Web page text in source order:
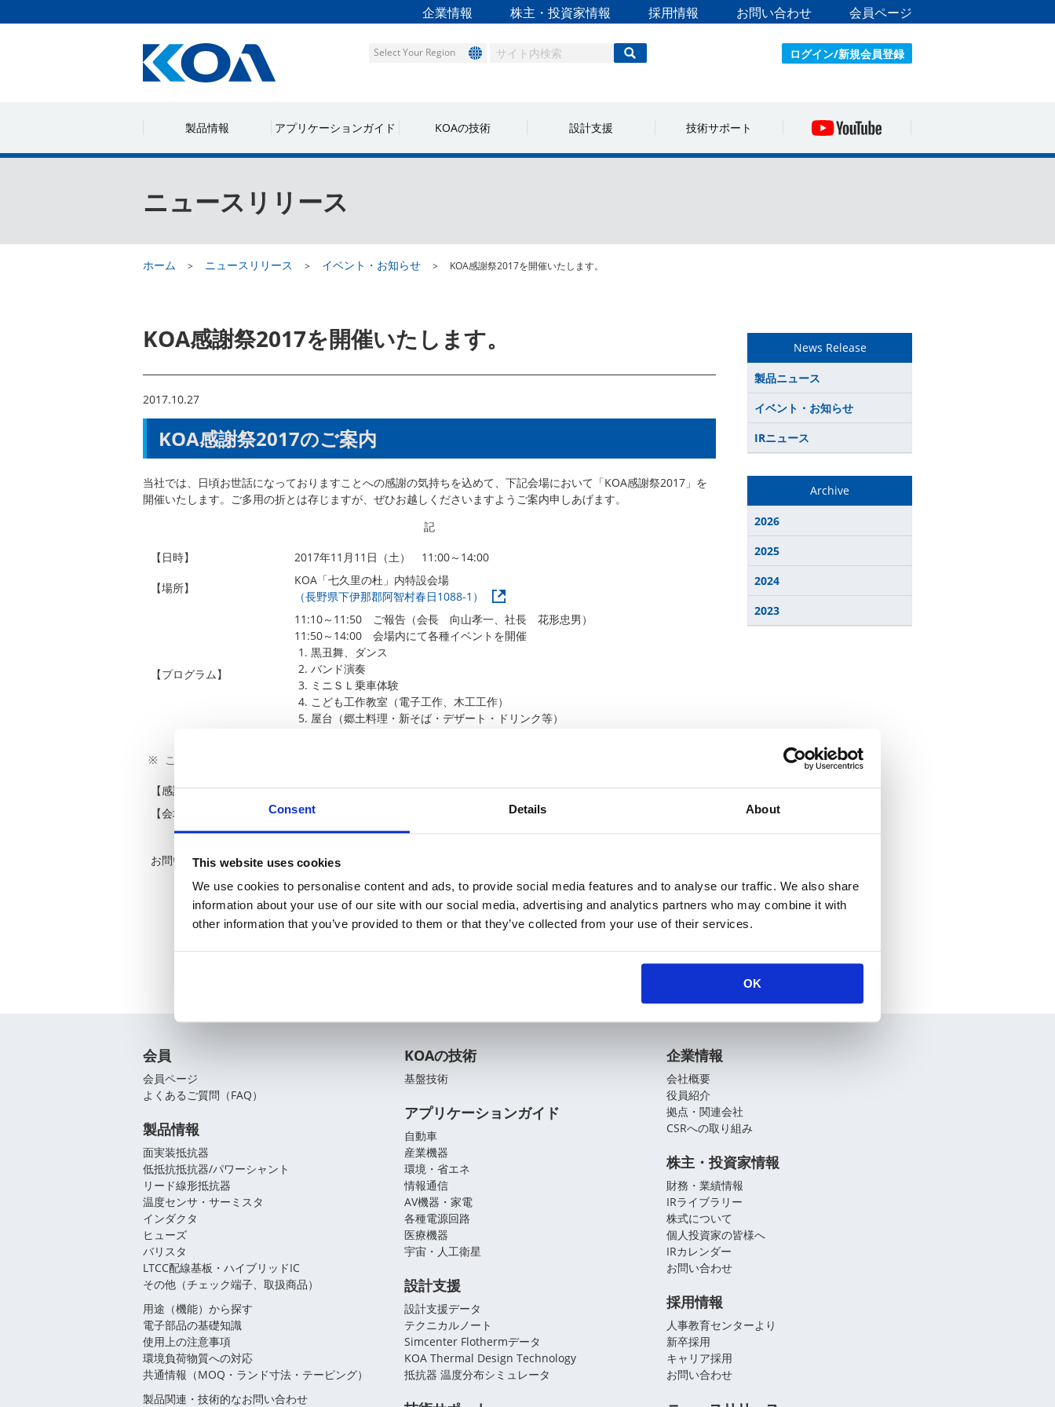
Consent Details About
This website uses cookies
We use cookies to personalise content and ads, to provide social media features and to analyse our traffic. We also share
information about your use of our site with our social media, advertising and analytics partners who may combine it with
other information that you’ve provided to them or that they’ve collected from your use of their services.
OK
企業情報 株主・投資家情報 採用情報 お問い合わせ 会員ページ
ログイン/新規会員登録
Select Your Region
製品情報 アプリケーションガイド KOAの技術 設計支援 技術サポート
ニュースリリース
ホーム ニュースリリース イベント・お知らせ KOA感謝祭2017を開催いたします。
KOA感謝祭2017を開催いたします。
2017.10.27
KOA感謝祭2017のご案内
当社では、日頃お世話になっておりますことへの感謝の気持ちを込めて、下記会場において「KOA感謝祭2017」を
開催いたします。ご多用の折とは存じますが、ぜひお越しくださいますようご案内申しあげます。
記
【日時】 2017年11月11日（土） 11:00～14:00
【場所】
KOA「七久里の杜」内特設会場
（長野県下伊那郡阿智村春日1088-1）
【プログラム】
11:10～11:50 ご報告（会長 向山孝一、社長 花形忠男）
11:50～14:00 会場内にて各種イベントを開催
黒丑舞、ダンス
バンド演奏
ミニＳＬ乗車体験
こども工作教室（電子工作、木工工作）
屋台（郷土料理・新そば・デザート・ドリンク等）
この他にも楽しいイベントをご用意しておりますので、ご家族連れでお出かけください。
【感謝祭チラシ】
詳細につきましてはこちらをご参照ください。
【会場までのご案内図】
詳細につきましてはこちらをご参照ください。
お問い合わせ先：
「KOA感謝祭2017」事務局
電話 0265-45-1711 （当日）
受付時間 9:00～17:00 （土・日・祝日を除く）
News Release
製品ニュース
イベント・お知らせ
IRニュース
Archive
2026
2025
2024
2023
会員
会員ページ
よくあるご質問（FAQ）
製品情報
面実装抵抗器
低抵抗抵抗器/パワーシャント
リード線形抵抗器
温度センサ・サーミスタ
インダクタ
ヒューズ
バリスタ
LTCC配線基板・ハイブリッドIC
その他（チェック端子、取扱商品）
用途（機能）から探す
電子部品の基礎知識
使用上の注意事項
環境負荷物質への対応
共通情報（MOQ・ランド寸法・テーピング）
製品関連・技術的なお問い合わせ
KOAの技術
基盤技術
アプリケーションガイド
自動車
産業機器
環境・省エネ
情報通信
AV機器・家電
各種電源回路
医療機器
宇宙・人工衛星
設計支援
設計支援データ
テクニカルノート
Simcenter Flothermデータ
KOA Thermal Design Technology
抵抗器 温度分布シミュレータ
企業情報
会社概要
役員紹介
拠点・関連会社
CSRへの取り組み
株主・投資家情報
財務・業績情報
IRライブラリー
株式について
個人投資家の皆様へ
IRカレンダー
お問い合わせ
採用情報
人事教育センターより
新卒採用
キャリア採用
お問い合わせ